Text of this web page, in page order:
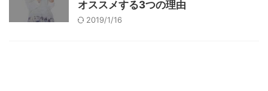
オススメする3つの理由
2019/1/16